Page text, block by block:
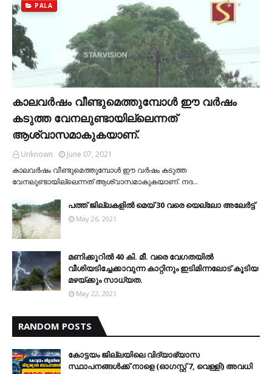
PALA
കാലവര്‍ഷം വീണ്ടുമെത്തുമ്പോള്‍ ഈ വര്‍ഷം
കടുത്ത വേനലുണ്ടായില്ലെന്നത്
ആശ്വാസമാകുകയാണ്.
Unknown
June 07, 2021
കാലവര്‍ഷം വീണ്ടുമെത്തുമ്പോള്‍ ഈ വര്‍ഷം കടുത്ത
വേനലുണ്ടായില്ലെന്നത് ആശ്വാസമാകുകയാണ്. നദ…
പത്ത് ജില്ലകളില്‍ മെയ് 30 വരെ യെല്ലോ അലേര്‍ട്ട്
May 26, 2021
മണിക്കൂറിൽ 40 കി. മീ. വരെ വേഗതയിൽ
വീശിയടിച്ചേക്കാവുന്ന കാറ്റിനും ഇടിമിന്നലോട് കൂടിയ
മഴയ്ക്കും സാധ്യത.
May 22, 2021
RANDOM POSTS
കോട്ടയം ജില്ലയിലെ വിദ്യാഭ്യാസ
സ്ഥാപനങ്ങള്‍ക്ക് നാളെ (ഓഗസ്റ്റ് 7, വെള്ളി) അവധി